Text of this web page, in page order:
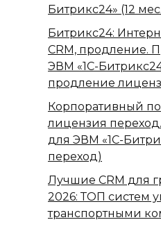
Битрикс24» (12
Битрикс24:
CRM, продление.
ЭВМ «1С-
продление
Корпоративный
лицензия
для ЭВМ «1С-
переход)
Лучшие CRM для
2026: ТОП систем
транспортными